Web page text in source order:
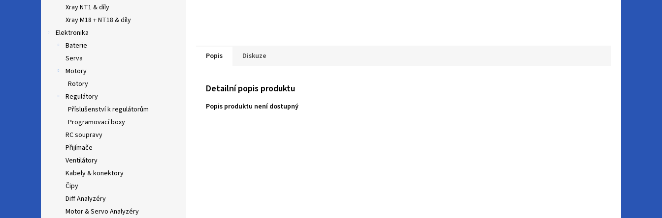
Xray NT1 & díly
Xray M18 + NT18 & díly
Elektronika
Baterie
Serva
Motory
Rotory
Regulátory
Příslušenství k regulátorům
Programovací boxy
RC soupravy
Přijímače
Ventilátory
Kabely & konektory
Čipy
Diff Analyzéry
Motor & Servo Analyzéry
Popis Diskuze
Detailní popis produktu
Popis produktu není dostupný